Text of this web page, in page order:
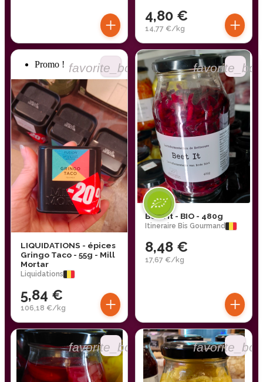
+ 4,80 €
14,77 €/kg +
favorite_border
Promo !
LIQUIDATIONS - épices
Gringo Taco - 55g - Mill
Mortar
Liquidations
5,84 €
106,18 €/kg +
Beet it - BIO - 480g
Itineraire Bis Gourmand
8,48 €
17,67 €/kg
+
favorite_border